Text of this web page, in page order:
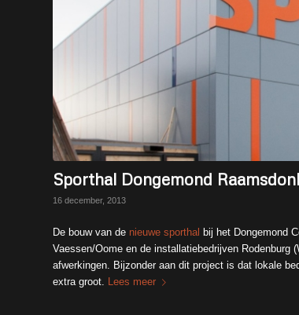
Sporthal Dongemond
16 december, 2013
De bouw van de nieuwe sporthal bij het Dongemond
Vaessen/Oome en de installatiebedrijven Rodenburg
afwerkingen. Bijzonder aan dit project is dat lokale
extra groot. Lees meer